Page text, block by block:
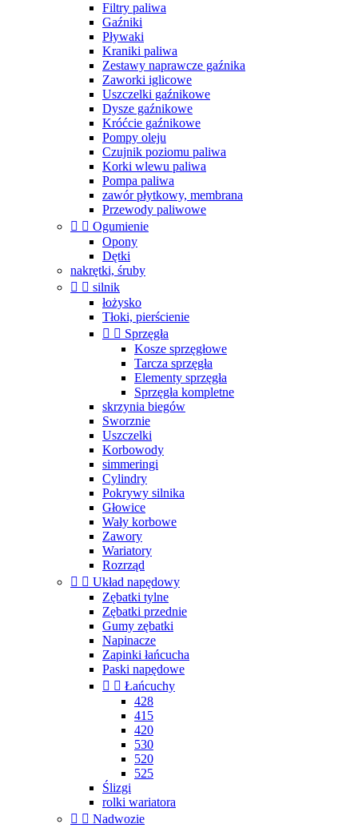
Filtry paliwa
Gaźniki
Pływaki
Kraniki paliwa
Zestawy naprawcze gaźnika
Zaworki iglicowe
Uszczelki gaźnikowe
Dysze gaźnikowe
Króćcie gaźnikowe
Pompy oleju
Czujnik poziomu paliwa
Korki wlewu paliwa
Pompa paliwa
zawór płytkowy, membrana
Przewody paliwowe
  Ogumienie
Opony
Dętki
nakrętki, śruby
  silnik
łożysko
Tłoki, pierścienie
  Sprzęgła
Kosze sprzęgłowe
Tarcza sprzęgła
Elementy sprzęgła
Sprzęgła kompletne
skrzynia biegów
Sworznie
Uszczelki
Korbowody
simmeringi
Cylindry
Pokrywy silnika
Głowice
Wały korbowe
Zawory
Wariatory
Rozrząd
  Układ napędowy
Zębatki tylne
Zębatki przednie
Gumy zębatki
Napinacze
Zapinki łańcucha
Paski napędowe
  Łańcuchy
428
415
420
530
520
525
Ślizgi
rolki wariatora
  Nadwozie